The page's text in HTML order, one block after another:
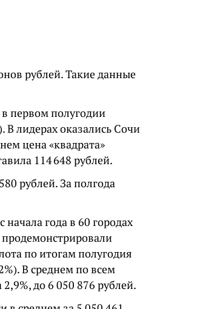
рублей. Такие данные
в первом полугодии
В лидерах оказались Сочи
цена «квадрата»
114 648 рублей.
рублей. За полгода
года в 60 городах
по итогам полугодия
В среднем по всем
до 6 050 876 рублей.